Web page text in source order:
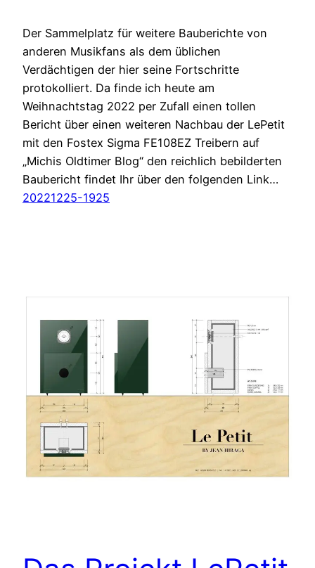
Der Sammelplatz für weitere Bauberichte von
anderen Musikfans als dem üblichen
Verdächtigen der hier seine Fortschritte
protokolliert. Da finde ich heute am
Weihnachtstag 2022 per Zufall einen tollen
Bericht über einen weiteren Nachbau der LePetit
mit den Fostex Sigma FE108EZ Treibern auf
„Michis Oldtimer Blog“ den reichlich bebilderten
Baubericht findet Ihr über den folgenden Link…
20221225-1925